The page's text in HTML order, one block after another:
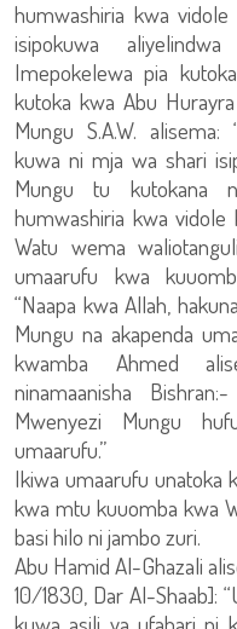
humwashiria kwa
isipokuwa
Imepokelewa pia
kutoka kwa Abu
Mungu S.A.W.
kuwa ni mja wa shari
Mungu tu kutokana
humwashiria kwa vidole
Watu wema
umaarufu kwa
“Naapa kwa Allah,
Mungu na akapenda
kwamba Ahmed
ninamaanisha
Mwenyezi Mungu
umaarufu.”
Ikiwa umaarufu unatoka
kwa mtu kuuomba kwa
basi hilo ni jambo zuri.
Abu Hamid Al-Ghazali
10/1830, Dar Al-Shaab]: